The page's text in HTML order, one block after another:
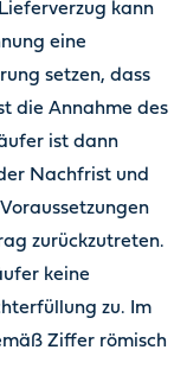
kann
eine
setzen, dass
die Annahme des
ist dann
Nachfrist und
zurückzutreten.
keine
zu. Im
Ziffer römisch